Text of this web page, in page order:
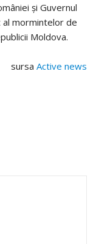
și Guvernul
al mormintelor de
Moldova.
sursa Active news